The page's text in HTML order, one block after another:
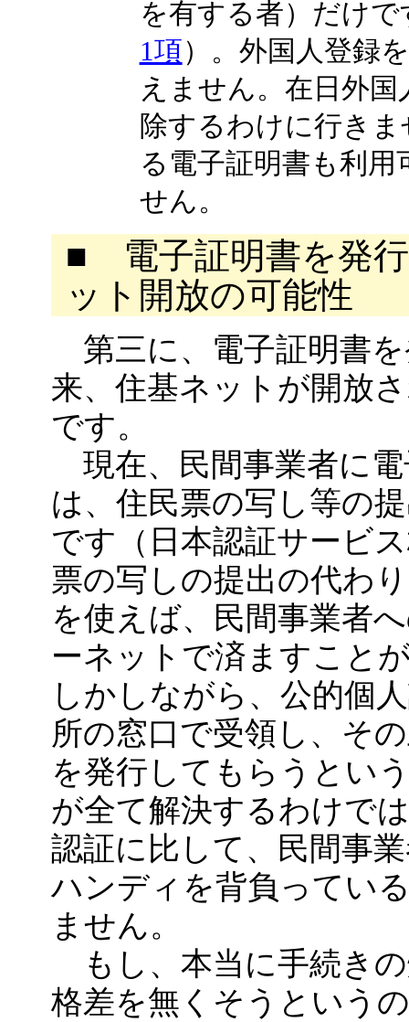
を有する者）だけで
1項）。外国人登録
えません。在日外
除するわけに行き
る電子証明書も利
せん。
■ 電子証明書を発
ット開放の可能性
第三に、電子証明書
来、住基ネットが開放
です。
現在、民間事業者に
は、住民票の写し等の
です（日本認証サービ
票の写しの提出の代わ
を使えば、民間事業者
ーネットで済ますこと
しかしながら、公的個
所の窓口で受領し、そ
を発行してもらうとい
が全て解決するわけで
認証に比して、民間事
ハンディを背負ってい
ません。
もし、本当に手続き
格差を無くそうという